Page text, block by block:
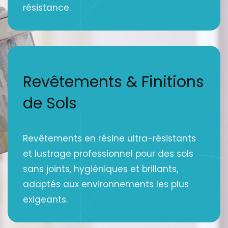
résistance.
Revêtements & Finitions
de Sols
Revêtements en résine ultra-résistants
et lustrage professionnel pour des sols
sans joints, hygiéniques et brillants,
adaptés aux environnements les plus
exigeants.